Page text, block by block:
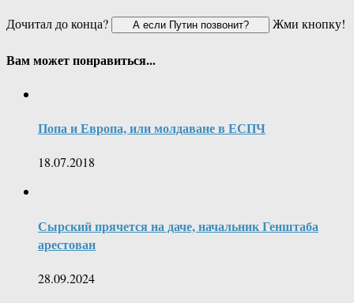
Дочитал до конца?
Жми кнопку!
Вам может понравиться...
Попа и Европа, или молдаване в ЕСПЧ
18.07.2018
Сырский прячется на даче, начальник Генштаба
арестован
28.09.2024